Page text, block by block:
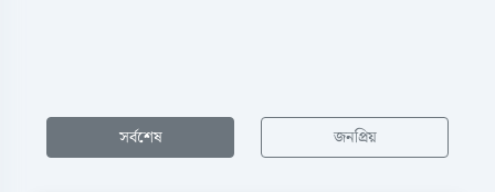
সর্বশেষ জনপ্রিয়